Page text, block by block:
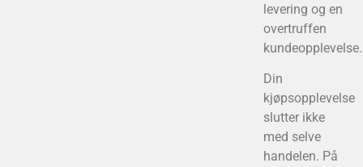
levering og en
overtruffen
kundeopplevelse.
Din
kjøpsopplevelse
slutter ikke
med selve
handelen. På